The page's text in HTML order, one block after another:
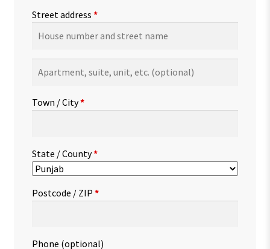
Street address *
suite,
etc.(optional)
Town / City*
State / County*
Postcode / ZIP *
Phone (optional)